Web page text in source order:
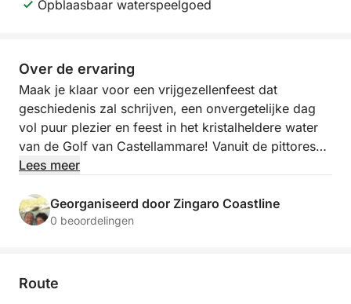
Opblaasbaar waterspeelgoed
Over de ervaring
Maak je klaar voor een vrijgezellenfeest dat
geschiedenis zal schrijven, een onvergetelijke dag
vol puur plezier en feest in het kristalheldere water
van de Golf van Castellammare! Vanuit de pittoreske
haven nodigen we je uit voor een exclusief avontuur,
eren met stijl, gelach en adembenemende uitzichten.
Deze tour is de perfecte combinatie van de wilde
stress thuis en dompel jezelf onder in een sfeer van
Lees meer
Georganiseerd door Zingaro Coastline
0 beoordelingen
Route